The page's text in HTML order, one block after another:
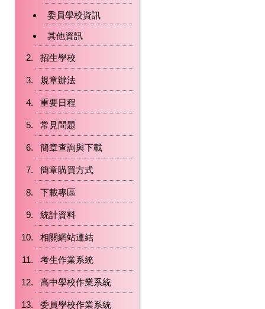
委員學校資訊
其他資訊
招生學校
規章辦法
重要日程
常見問題
簡章查詢與下載
簡章購買方式
下載專區
統計資料
相關網站連結
考生作業系統
高中學校作業系統
委員學校作業系統